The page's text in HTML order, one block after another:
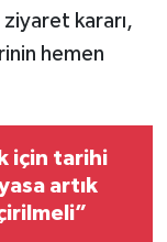
kararı,
hemen
için tarihi
artık